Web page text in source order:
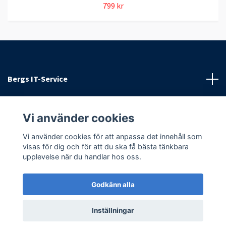
799 kr
Bergs IT-Service
Sociala medier
© 2026 Bergs IT-ServicePowered by Quickbutik
Vi använder cookies
Vi använder cookies för att anpassa det innehåll som
visas för dig och för att du ska få bästa tänkbara
upplevelse när du handlar hos oss.
Godkänn alla
Inställningar